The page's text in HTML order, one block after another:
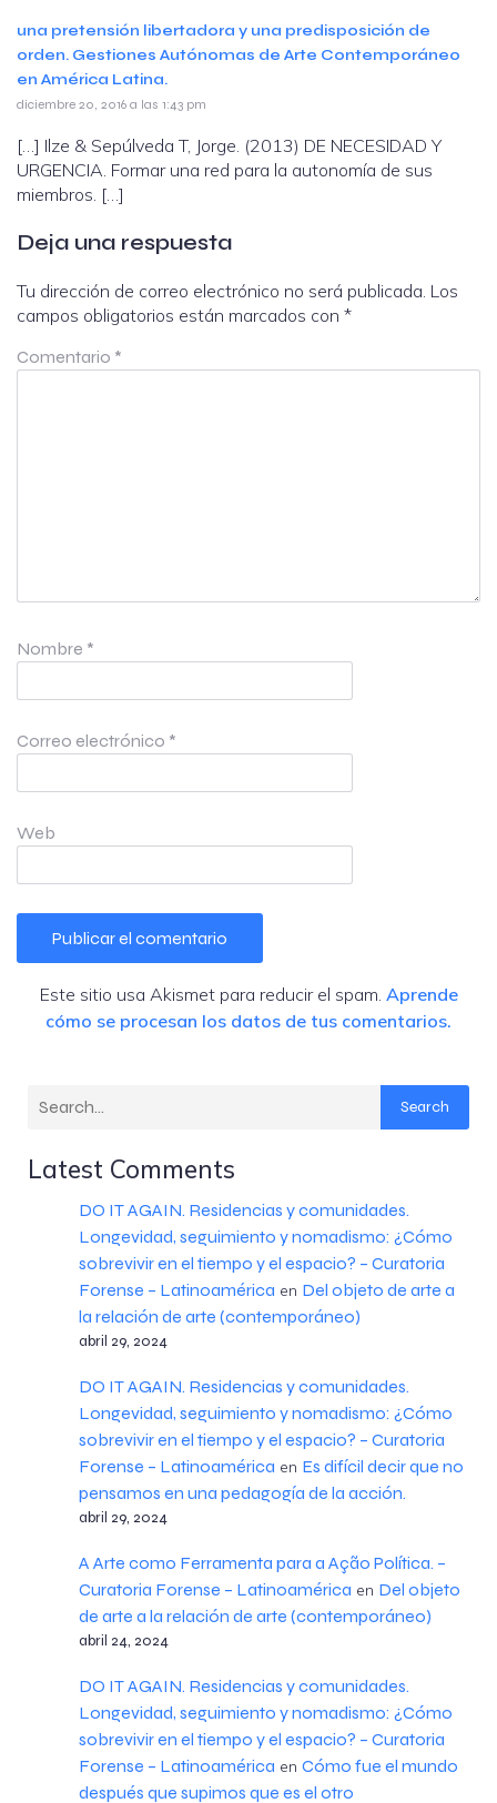
una pretensión libertadora y una predisposición de
orden. Gestiones Autónomas de Arte Contemporáneo
en América Latina.
diciembre 20, 2016 a las 1:43 pm
[…] Ilze & Sepúlveda T, Jorge. (2013) DE NECESIDAD Y
URGENCIA. Formar una red para la autonomía de sus
miembros. […]
Deja una respuesta
Tu dirección de correo electrónico no será publicada. Los
campos obligatorios están marcados con *
Comentario *
Nombre *
Correo electrónico *
Web
Este sitio usa Akismet para reducir el spam. Aprende
cómo se procesan los datos de tus comentarios.
Search
Latest Comments
DO IT AGAIN. Residencias y comunidades.
Longevidad, seguimiento y nomadismo: ¿Cómo
sobrevivir en el tiempo y el espacio? – Curatoria
Forense – Latinoamérica en Del objeto de arte a
la relación de arte (contemporáneo)
abril 29, 2024
DO IT AGAIN. Residencias y comunidades.
Longevidad, seguimiento y nomadismo: ¿Cómo
sobrevivir en el tiempo y el espacio? – Curatoria
Forense – Latinoamérica en Es difícil decir que no
pensamos en una pedagogía de la acción.
abril 29, 2024
A Arte como Ferramenta para a Ação Política. –
Curatoria Forense – Latinoamérica en Del objeto
de arte a la relación de arte (contemporáneo)
abril 24, 2024
DO IT AGAIN. Residencias y comunidades.
Longevidad, seguimiento y nomadismo: ¿Cómo
sobrevivir en el tiempo y el espacio? – Curatoria
Forense – Latinoamérica en Cómo fue el mundo
después que supimos que es el otro